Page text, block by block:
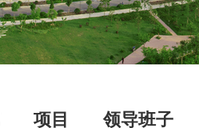
项目 领导班子